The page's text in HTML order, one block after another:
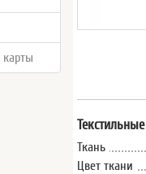
Текстильные
Ткань
Цвет ткани